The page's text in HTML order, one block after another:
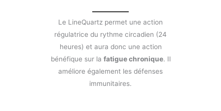
Le LineQuartz permet une action
régulatrice du rythme circadien (24
heures) et aura donc une action
bénéfique sur la fatigue chronique. Il
améliore également les défenses
immunitaires.